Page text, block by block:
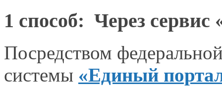
1 способ: Через сервис
Посредством
системы «Единый